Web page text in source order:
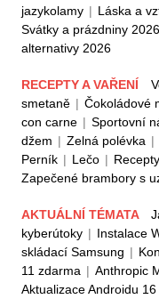
jazykolamy | Láska a
Svátky a prázdniny 2026
alternativy 2026
RECEPTY A VAŘENÍ
smetaně | Čokoládové
con carne | Sportovní
džem | Zelná polévka |
Perník | Lečo |
Zapečené brambory s
AKTUÁLNÍ TÉMATA
kyberútoky | Instalace
skládací Samsung |
11 zdarma | Anthropic
Aktualizace Androidu 16